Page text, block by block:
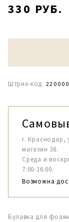
330 РУБ.
Штрих-код:
г. Краснодар,
магазин 38.
Среда и
7:00-16:00.
Возможна
Булавка для